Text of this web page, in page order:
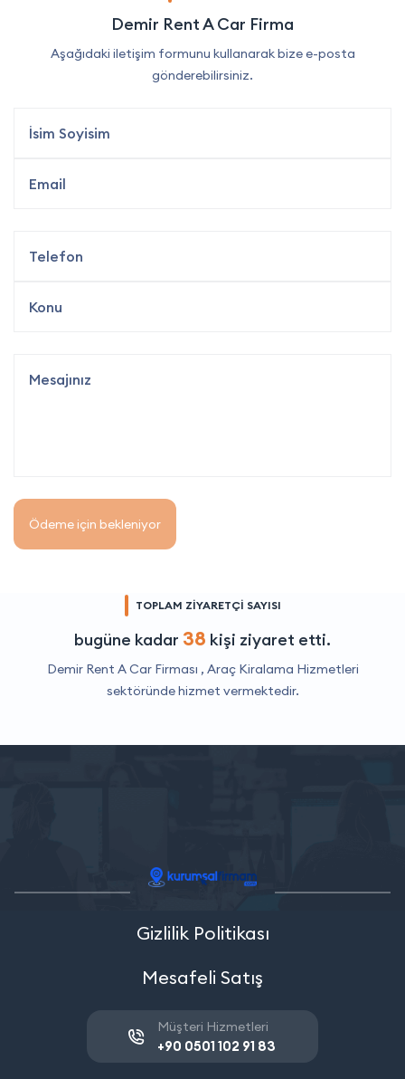
Demir Rent A Car Firma
Aşağıdaki iletişim formunu kullanarak bize e-posta
gönderebilirsiniz.
Ödeme için bekleniyor
TOPLAM ZİYARETÇİ SAYISI
bugüne kadar 38 kişi ziyaret etti.
Demir Rent A Car Firması , Araç Kiralama Hizmetleri
sektöründe hizmet vermektedir.
Gizlilik Politikası
Mesafeli Satış
Müşteri Hizmetleri
+90 0501 102 91 83